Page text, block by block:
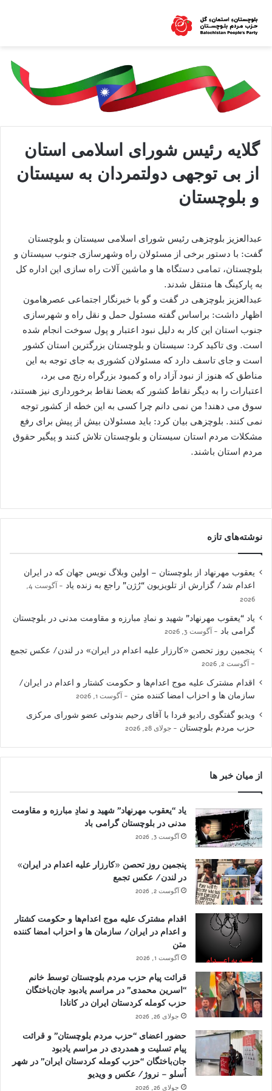
گلایه رئیس شورای اسلامی استان
از بی توجهی دولتمردان به سیستان
و بلوچستان
عبدالعزیز بلوچزهی رئیس شورای اسلامی سیستان و بلوچستان
گفت: با دستور برخی از مسئولان راه وشهرسازی جنوب سیستان و
بلوچستان، تمامی دستگاه ها و ماشین آلات راه سازی این اداره کل
به پارکینگ ها منتقل شدند.
عبدالعزیز بلوچزهی در گفت و گو با خبرنگار اجتماعی عصرهامون
اظهار داشت: براساس گفته مسئول حمل و نقل راه و شهرسازی
جنوب استان این کار به دلیل نبود اعتبار و پول سوخت انجام شده
است. وی تاکید کرد: سیستان و بلوچستان بزرگترین استان کشور
است و جای تاسف دارد که مسئولان کشوری به جای توجه به این
مناطق که هنوز از نبود آزاد راه و کمبود بزرگراه رنج می برد،
اعتبارات را به دیگر نقاط کشور که بعضا نقاط برخورداری نیز هستند،
سوق می دهند! من نمی دانم چرا کسی به این خطه از کشور توجه
نمی کنند. بلوچزهی بیان کرد: باید مسئولان بیش از پیش برای رفع
مشکلات مردم استان سیستان و بلوچستان تلاش کنند و پیگیر حقوق
مردم استان باشند.
نوشته‌های تازه
یعقوب مهرنهاد از بلوچستان – اولین وبلاگ نویس جهان که در ایران
اعدام شد/ گزارش از تلویزیون “رُژن” راجع به زنده یاد
آگوست 4,
2026
یاد “یعقوب مهرنهاد” شهید و نمادِ مبارزه و مقاومت مدنی در بلوچستان
گرامی باد
آگوست 3, 2026
پنجمین روز تحصن «کارزار علیه اعدام در ایران» در لندن/ عکس تجمع
آگوست 2, 2026
اقدام مشترک علیه موج اعدام‌ها و حکومت کشتار و اعدام در ایران/
سازمان ها و احزاب امضا کننده متن
آگوست 1, 2026
ویدیو گفتگوی رادیو فردا با آقای رحیم بندوئی عضو شورای مرکزی
حزب مردم بلوچستان
جولای 28, 2026
از میان خبر ها
یاد “یعقوب مهرنهاد” شهید و نمادِ مبارزه و مقاومت
مدنی در بلوچستان گرامی باد
آگوست 3, 2026
پنجمین روز تحصن «کارزار علیه اعدام در ایران»
در لندن/ عکس تجمع
آگوست 2, 2026
اقدام مشترک علیه موج اعدام‌ها و حکومت کشتار
و اعدام در ایران/ سازمان ها و احزاب امضا کننده
متن
آگوست 1, 2026
قرائت پیام حزب مردم بلوچستان توسط خانم
“اسرین محمدی” در مراسم یادبود جان‌باختگان
حزب کومله کردستان ایران در کانادا
جولای 26, 2026
حضور اعضای “حزب مردم بلوچستان” و قرائت
پیام تسلیت و همدردی در مراسم یادبود
جان‌باختگان “حزب کومله کردستان ایران” در شهر
اُسلو – نروژ/ عکس و ویدیو
جولای 26, 2026